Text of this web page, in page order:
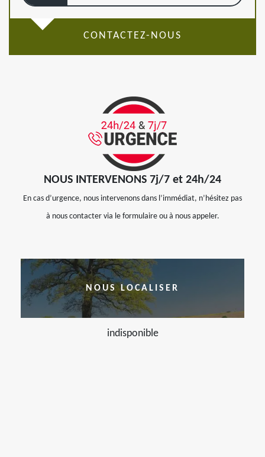
CONTACTEZ-NOUS
NOUS INTERVENONS 7j/7 et 24h/24
En cas d’urgence, nous intervenons dans l’immédiat, n’hésitez pas
à nous contacter via le formulaire ou à nous appeler.
NOUS LOCALISER
indisponible